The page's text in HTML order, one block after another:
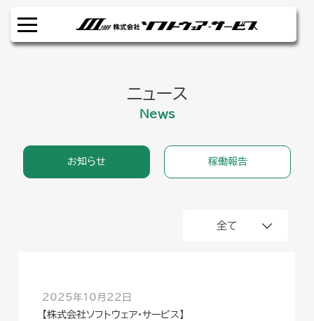
ニュース
News
お知らせ 稼働報告
全て
2025年10月22日
【株式会社ソフトウェア・サービス】